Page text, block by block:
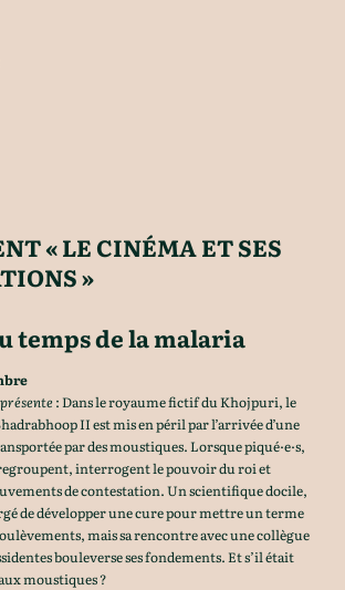
« LE CINÉMA ET SES
»
temps de la malaria
: Dans le royaume fictif du Khojpuri, le
II est mis en péril par l’arrivée d’une
par des moustiques. Lorsque piqué·e·s,
regroupent, interrogent le pouvoir du roi et
de contestation. Un scientifique docile,
de développer une cure pour mettre un terme
mais sa rencontre avec une collègue
bouleverse ses fondements. Et s’il était
moustiques ?